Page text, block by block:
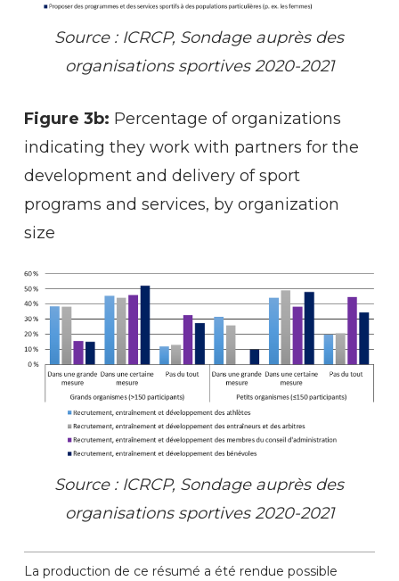
Source : ICRCP, Sondage auprès des
organisations sportives 2020-2021
Figure 3b: Percentage of organizations
indicating they work with partners for the
development and delivery of sport
programs and services, by organization
size
Source : ICRCP, Sondage auprès des
organisations sportives 2020-2021
La production de ce résumé a été rendue possible